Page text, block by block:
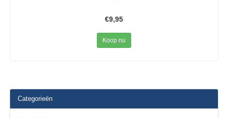
€9,95
Koop nu
Categorieën